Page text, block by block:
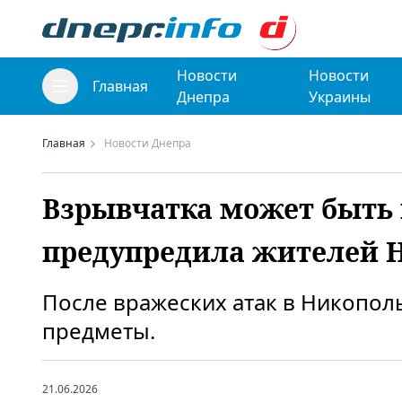
Главная
Новости
Днепра
Новости
Украины
Главная Новости Днепра
Взрывчатка может быть
предупредила жителей
После вражеских атак в
предметы.
21.06.2026